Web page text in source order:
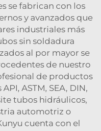
se fabrican con los
y avanzados que
industriales más
sin soldadura
al por mayor se
de nuestro
de productos
ASTM, SEA, DIN,
tubos hidráulicos,
automotriz o
cuenta con el